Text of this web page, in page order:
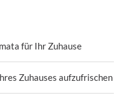
für Ihr Zuhause
Zuhauses aufzufrischen